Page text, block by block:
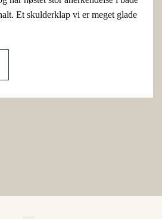
Et skulderklap vi er meget glade